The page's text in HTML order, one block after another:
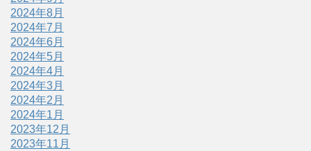
2024年8月
2024年7月
2024年6月
2024年5月
2024年4月
2024年3月
2024年2月
2024年1月
2023年12月
2023年11月